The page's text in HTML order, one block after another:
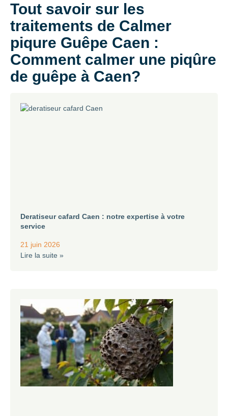
Tout savoir sur les
traitements de Calmer
piqure Guêpe Caen :
Comment calmer une piqûre
de guêpe à Caen?
Deratiseur cafard Caen : notre expertise à votre
service
21 juin 2026
Lire la suite »